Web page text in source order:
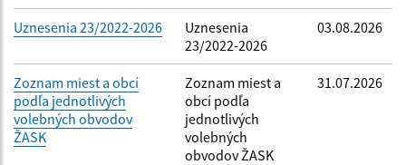
Uznesenia 23/2022-2026
Uznesenia
23/2022-2026
03.08.2026
Zoznam miest a obcí
podľa jednotlivých
volebných obvodov
ŽASK
Zoznam miest a
obcí podľa
jednotlivých
volebných
obvodov ŽASK
31.07.2026